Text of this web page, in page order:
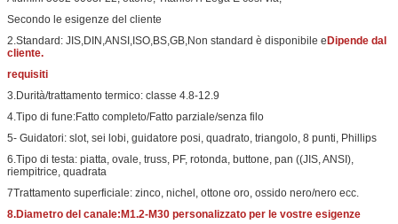
Secondo le esigenze del cliente
2.Standard: JIS,DIN,ANSI,ISO,BS,GB,Non standard è disponibile eDipende dal
cliente.
requisiti
3.Durità/trattamento termico: classe 4.8-12.9
4.Tipo di fune:Fatto completo/Fatto parziale/senza filo
5- Guidatori: slot, sei lobi, guidatore posi, quadrato, triangolo, 8 punti, Phillips
6.Tipo di testa: piatta, ovale, truss, PF, rotonda, buttone, pan ((JIS, ANSI),
riempitrice, quadrata
7Trattamento superficiale: zinco, nichel, ottone oro, ossido nero/nero ecc.
8.Diametro del canale:M1.2-M30 personalizzato per le vostre esigenze